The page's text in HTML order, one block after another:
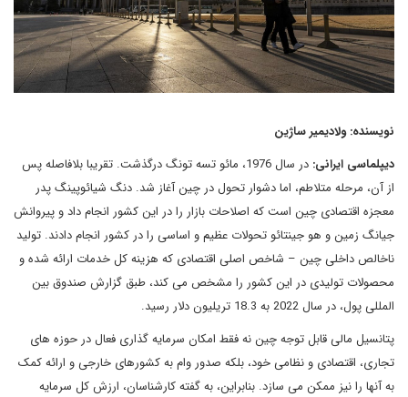
نویسنده: ولادیمیر ساژین
دیپلماسی ایرانی:
در سال 1976، مائو تسه تونگ درگذشت. تقریبا بلافاصله پس
از آن، مرحله متلاطم، اما دشوار تحول در چین آغاز شد. دنگ شیائوپینگ پدر
معجزه اقتصادی چین است که اصلاحات بازار را در این کشور انجام داد و پیروانش
جیانگ زمین و هو جینتائو تحولات عظیم و اساسی را در کشور انجام دادند. تولید
ناخالص داخلی چین – شاخص اصلی اقتصادی که هزینه کل خدمات ارائه شده و
محصولات تولیدی در این کشور را مشخص می کند، طبق گزارش صندوق بین
المللی پول، در سال 2022 به 18.3 تریلیون دلار رسید.
پتانسیل مالی قابل توجه چین نه فقط امکان سرمایه گذاری فعال در حوزه های
تجاری، اقتصادی و نظامی خود، بلکه صدور وام به کشورهای خارجی و ارائه کمک
به آنها را نیز ممکن می سازد. بنابراین، به گفته کارشناسان، ارزش کل سرمایه